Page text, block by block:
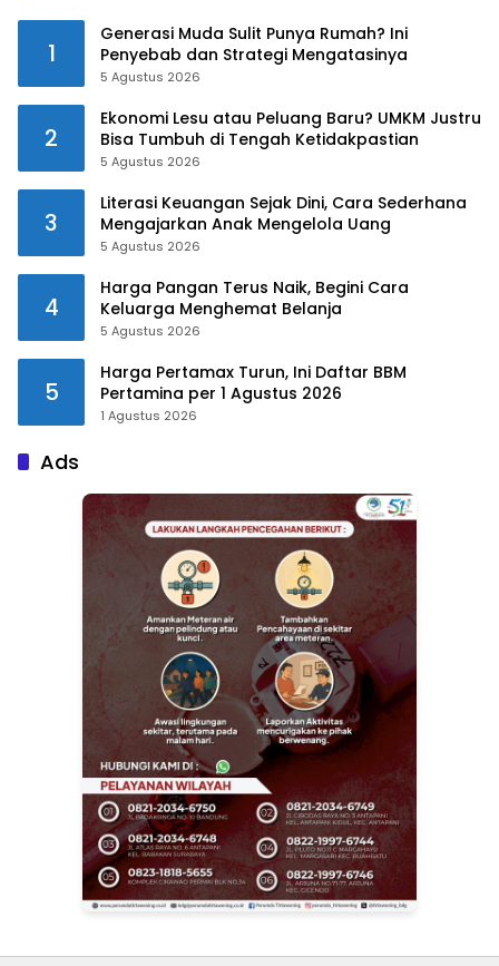
1
Generasi Muda Sulit Punya Rumah? Ini
Penyebab dan Strategi Mengatasinya
5 Agustus 2026
2
Ekonomi Lesu atau Peluang Baru? UMKM Justru
Bisa Tumbuh di Tengah Ketidakpastian
5 Agustus 2026
3
Literasi Keuangan Sejak Dini, Cara Sederhana
Mengajarkan Anak Mengelola Uang
5 Agustus 2026
4
Harga Pangan Terus Naik, Begini Cara
Keluarga Menghemat Belanja
5 Agustus 2026
5
Harga Pertamax Turun, Ini Daftar BBM
Pertamina per 1 Agustus 2026
1 Agustus 2026
Ads